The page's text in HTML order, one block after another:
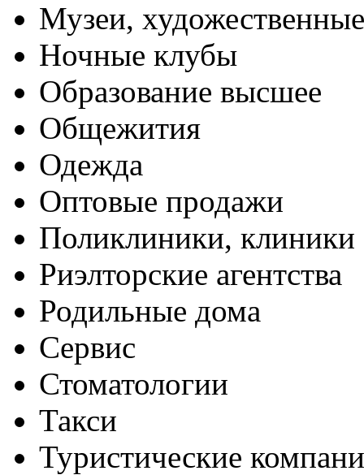
Музеи,
Ночные клубы
Образование высшее
Общежития
Одежда
Оптовые продажи
Поликлиники, клиники
Риэлторские агентства
Родильные дома
Сервис
Стоматологии
Такси
Туристические